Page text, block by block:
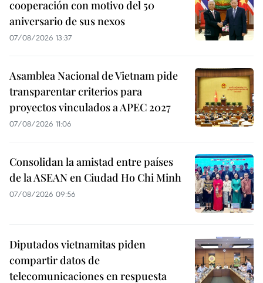
cooperación con motivo del 50
aniversario de sus nexos
07/08/2026 13:37
Asamblea Nacional de Vietnam pide
transparentar criterios para
proyectos vinculados a APEC 2027
07/08/2026 11:06
Consolidan la amistad entre países
de la ASEAN en Ciudad Ho Chi Minh
07/08/2026 09:56
Diputados vietnamitas piden
compartir datos de
telecomunicaciones en respuesta